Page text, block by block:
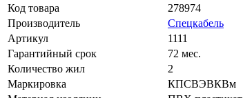
Код товара
278974
Производитель
Спецкабель
Артикул
1111
Гарантийный срок
72 мес.
Количество жил
2
Маркировка
КПСВЭВКВм